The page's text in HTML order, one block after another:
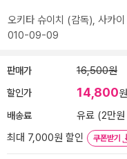
오키타 슈이치 (감독), 사카
010-09-09
판매가 16,500원
할인가 14,800원
배송료
유료 (2만원
최대 7,000원 할인
쿠폰받기